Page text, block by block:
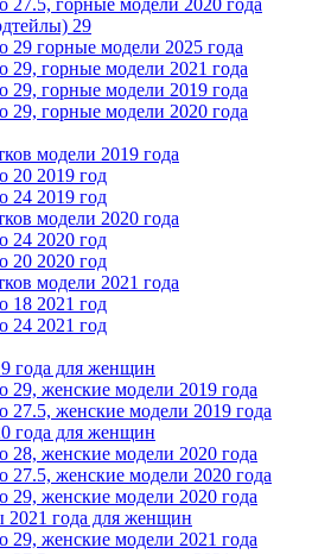
27.5, горные модели 2020 года
29
29 горные модели 2025 года
29, горные модели 2021 года
29, горные модели 2019 года
29, горные модели 2020 года
модели 2019 года
20 2019 год
24 2019 год
модели 2020 года
24 2020 год
20 2020 год
модели 2021 года
18 2021 год
24 2021 год
года для женщин
29, женские модели 2019 года
27.5, женские модели 2019 года
года для женщин
28, женские модели 2020 года
27.5, женские модели 2020 года
29, женские модели 2020 года
2021 года для женщин
29, женские модели 2021 года